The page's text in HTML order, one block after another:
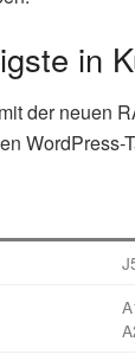
in
der neuen
WordPress-